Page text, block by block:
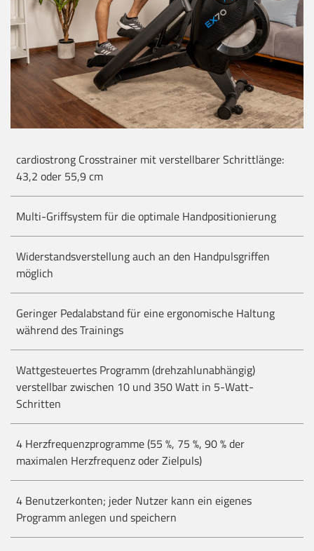
cardiostrong Crosstrainer mit verstellbarer Schrittlänge:
43,2 oder 55,9 cm
Multi-Griffsystem für die optimale Handpositionierung
Widerstandsverstellung auch an den Handpulsgriffen
möglich
Geringer Pedalabstand für eine ergonomische Haltung
während des Trainings
Wattgesteuertes Programm (drehzahlunabhängig)
verstellbar zwischen 10 und 350 Watt in 5-Watt-
Schritten
4 Herzfrequenzprogramme (55 %, 75 %, 90 % der
maximalen Herzfrequenz oder Zielpuls)
4 Benutzerkonten; jeder Nutzer kann ein eigenes
Programm anlegen und speichern